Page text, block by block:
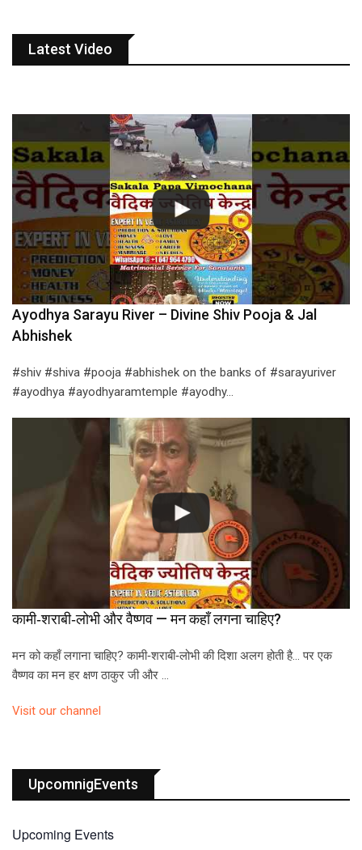
Latest Video
Ayodhya Sarayu River – Divine Shiv Pooja & Jal
Abhishek
#shiv #shiva #pooja #abhishek on the banks of #sarayuriver
#ayodhya #ayodhyaramtemple #ayodhy…
कामी‑शराबी‑लोभी और वैष्णव — मन कहाँ लगना चाहिए?
मन को कहाँ लगाना चाहिए? कामी‑शराबी‑लोभी की दिशा अलग होती है… पर एक
वैष्णव का मन हर क्षण ठाकुर जी और …
Visit our channel
UpcomnigEvents
Upcoming Events